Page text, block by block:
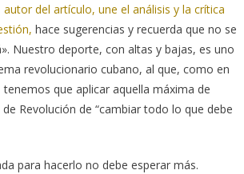
autor del artículo, une el análisis y la crítica
hace sugerencias y recuerda que no se
Nuestro deporte, con altas y bajas, es uno
revolucionario cubano, al que, como en
que aplicar aquella máxima de
Revolución de “cambiar todo lo que debe
para hacerlo no debe esperar más.